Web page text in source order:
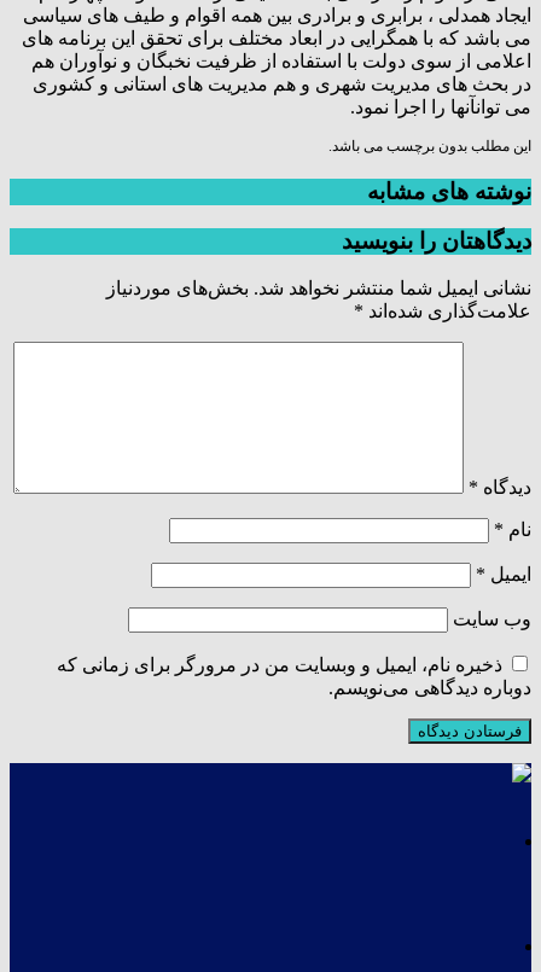
ایجاد همدلی ، برابری و برادری بین همه اقوام و طیف های سیاسی
می باشد که با همگرایی در ابعاد مختلف برای تحقق این برنامه های
اعلامی از سوی دولت با استفاده از ظرفیت نخبگان و نوآوران هم
در بحث های مدیریت شهری و هم مدیریت های استانی و کشوری
می توانآنها را اجرا نمود.
این مطلب بدون برچسب می باشد.
نوشته های مشابه
دیدگاهتان را بنویسید
نشانی ایمیل شما منتشر نخواهد شد. بخش‌های موردنیاز
علامت‌گذاری شده‌اند *
دیدگاه *
نام *
ایمیل *
وب‌ سایت
ذخیره نام، ایمیل و وبسایت من در مرورگر برای زمانی که
دوباره دیدگاهی می‌نویسم.